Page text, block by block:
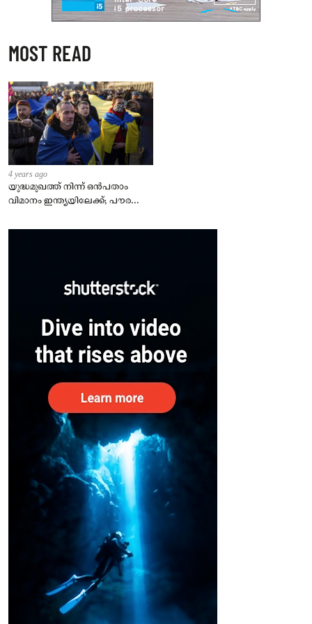
MOST READ
4 years ago
യുദ്ധമുഖത്ത് നിന്ന് ഒൻപതാം
വിമാനം ഇന്ത്യയിലേക്ക്; പൗരന്മാർ
– കേന്ദ്രം